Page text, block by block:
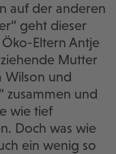
auf der anderen
geht dieser
Eltern Antje
Mutter
Wilson und
zusammen und
wie tief
Doch was wie
ein wenig so